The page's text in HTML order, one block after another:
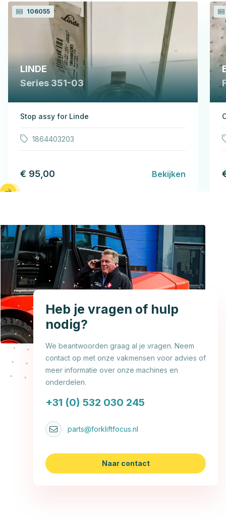
106055
LINDE
Series 351-03
Stop assy for Linde
1864403203
€ 95,00 Bekijken
Heb je vragen of hulp
nodig?
We beantwoorden graag al je vragen. Neem
contact op met onze vakmensen voor advies of
meer informatie over onze machines en
onderdelen.
+31 (0) 532 030 245
parts@forkliftfocus.nl
Naar contact